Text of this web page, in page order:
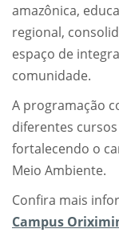
amazônica,
regional,
espaço de
comunidade.
A programação
diferentes
fortalecendo o
Meio Ambiente.
Confira mais
Campus